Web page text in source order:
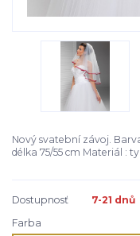
Nový svatební závoj.
délka 75/55 cm Materiál :
Dostupnosť
7-21 dnů
Farba